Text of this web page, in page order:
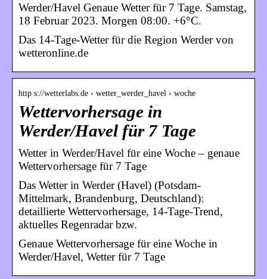
Werder/Havel Genaue Wetter für 7 Tage. Samstag,
18 Februar 2023. Morgen 08:00. +6°C.
Das 14-Tage-Wetter für die Region Werder von
wetteronline.de
http s://wetterlabs.de › wetter_werder_havel › woche
Wettervorhersage in
Werder/Havel für 7 Tage
Wetter in Werder/Havel für eine Woche – genaue
Wettervorhersage für 7 Tage
Das Wetter in Werder (Havel) (Potsdam-
Mittelmark, Brandenburg, Deutschland):
detaillierte Wettervorhersage, 14-Tage-Trend,
aktuelles Regenradar bzw.
Genaue Wettervorhersage für eine Woche in
Werder/Havel, Wetter für 7 Tage